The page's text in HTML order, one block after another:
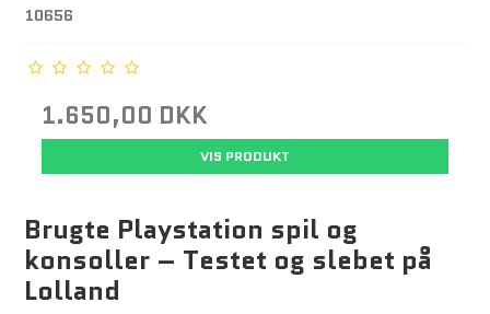
10656
1.650,00 DKK
VIS PRODUKT
Brugte Playstation spil og
konsoller – Testet og slebet på
Lolland